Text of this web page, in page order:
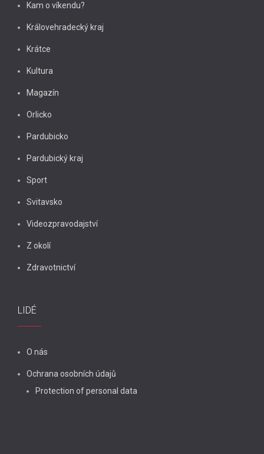
Kam o víkendu?
Královehradecký kraj
Krátce
Kultura
Magazín
Orlicko
Pardubicko
Pardubický kraj
Sport
Svitavsko
Videozpravodajství
Z okolí
Zdravotnictví
LIDÉ
O nás
Ochrana osobních údajů
Protection of personal data